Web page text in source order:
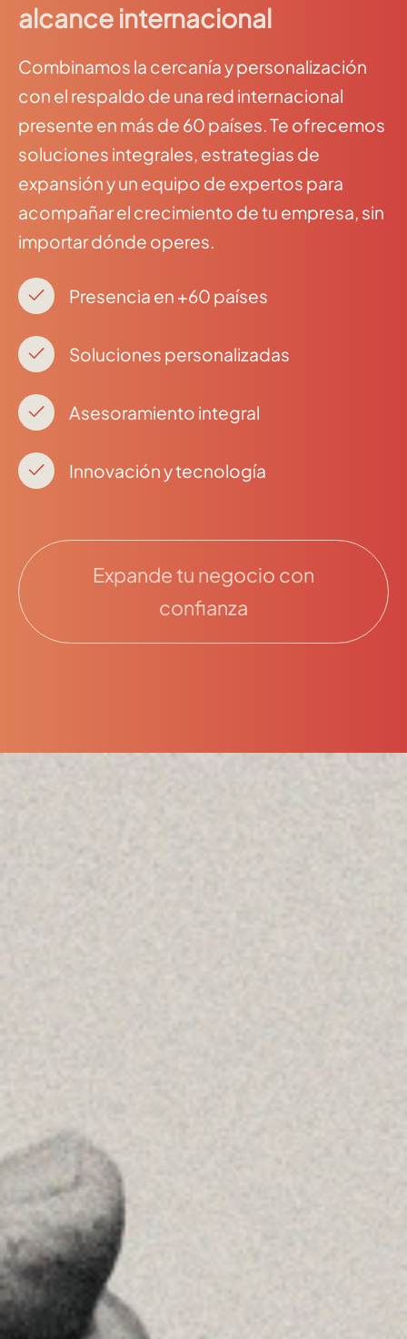
alcance internacional
Combinamos la cercanía y personalización
con el respaldo de una red internacional
presente en más de 60 países. Te ofrecemos
soluciones integrales, estrategias de
expansión y un equipo de expertos para
acompañar el crecimiento de tu empresa, sin
importar dónde operes.
Presencia en +60 países
Soluciones personalizadas
Asesoramiento integral
Innovación y tecnología
Expande tu negocio con
confianza